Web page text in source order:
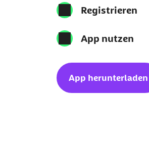
Registrieren
App nutzen
App herunterladen